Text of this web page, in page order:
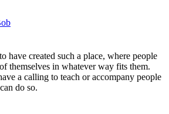
have created such a place, where people
themselves in whatever way fits them.
a calling to teach or accompany people
do so.